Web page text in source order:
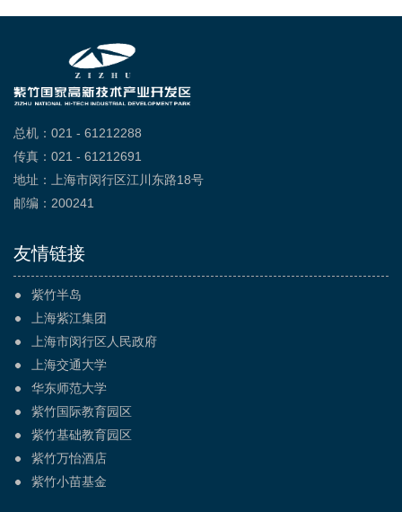
总机：021 - 61212288
传真：021 - 61212691
地址：上海市闵行区江川东路18号
邮编：200241
友情链接
紫竹半岛
上海紫江集团
上海市闵行区人民政府
上海交通大学
华东师范大学
紫竹国际教育园区
紫竹基础教育园区
紫竹万怡酒店
紫竹小苗基金